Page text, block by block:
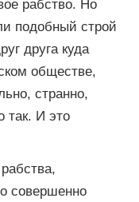
рабство. Но
подобный строй
друга куда
обществе,
странно,
так. И это
совершенно